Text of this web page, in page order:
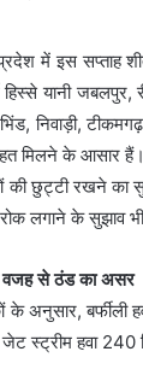
में इस सप्ताह
हिस्से यानी जबलपुर,
भिंड, निवाड़ी,
मिलने के आसार
की छुट्टी रखने का
लगाने के सुझाव
वजह से ठंड का असर
के अनुसार,
जेट स्ट्रीम हवा 240